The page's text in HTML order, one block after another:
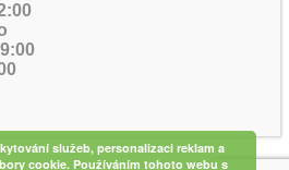
služeb, personalizaci reklam a
cookie. Používáním tohoto webu s